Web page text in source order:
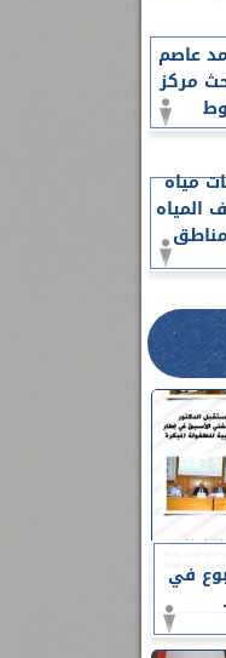
عاصم
مركز
مياه
في